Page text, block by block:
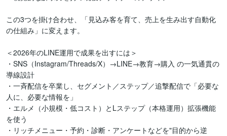
この3つを掛け合わせ、「見込み客を育て、売上を生み出す自動化
の仕組み」に変えます。
＜2026年のLINE運用で成果を出すには＞
・SNS（Instagram/Threads/X）→LINE→教育→購入 の一気通貫の
導線設計
・一斉配信を卒業し、セグメント／ステップ／追撃配信で「必要な
人に、必要な情報を」
・エルメ（小規模・低コスト）とLステップ（本格運用）拡張機能
を使う
・リッチメニュー・予約・診断・アンケートなどを"目的から逆